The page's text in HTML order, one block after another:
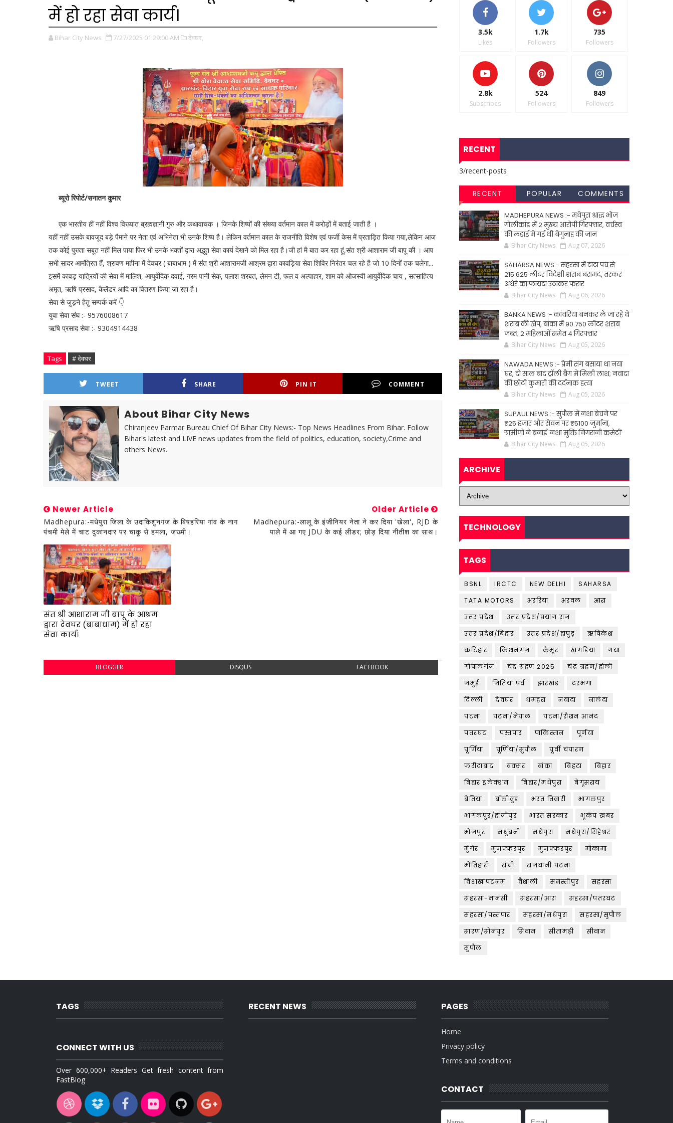
में हो रहा सेवा कार्य।
Bihar City News 7/27/2025 01:29:00 AM देवघर,
ब्यूरो रिपोर्ट/सनातन कुमार
एक भारतीय हीं नहीं विश्व विख्यात ब्रह्मज्ञानी गुरु और कथावाचक । जिनके शिष्यों की संख्या वर्तमान काल में करोड़ों में बताई जाती है ।
यहीं नहीं उसके बावजूद बड़े पैमाने पर नेता एवं अभिनेता भी उनके शिष्य है। लेकिन वर्तमान काल के राजनीति विशेष एवं फर्जी केस में प्रताड़ित किया गया,लेकिन आज
तक कोई पुख्ता सबूत नहीं मिल पाया फिर भी उनके भक्तों द्वारा अद्भुत सेवा कार्य देखने को मिल रहा है।जी हां मै बात कर रहा हूं,संत श्री आशाराम जी बापू की । आप
सभी सादर आमंत्रित हैं, श्रावण महीना में देवघर ( बाबाधाम ) में संत श्री आशारामजी आश्रम द्वारा कावड़िया सेवा शिविर निरंतर चल रहे है जो 10 दिनों तक चलेगा...
इसमें कावड़ यात्रियों की सेवा में मालिश, आयुर्वेदिक दवाई, गरम पानी सेक, पलाश शरबत, लेमन टी, फल व अल्पाहार, शाम को ओजस्वी आयुर्वेदिक चाय , सत्साहित्य
अमृत, ऋषि प्रसाद, कैलेंडर आदि का वितरण किया जा रहा है।
सेवा से जुड़ने हेतु सम्पर्क करें 👇
युवा सेवा संघ :- 9576008617
ऋषि प्रसाद सेवा :- 9304914438
Tags # देवघर
TWEET SHARE PIN IT COMMENT
About Bihar City News
Chiranjeev Parmar Bureau Chief Of Bihar City News:- Top News Headlines From Bihar. Follow
Bihar's latest and LIVE news updates from the field of politics, education, society,Crime and
others News.
Newer Article
Madhepura:-मधेपुरा जिला के उदाकिशुनगंज के बिषहरिया गांव के नाग
पंचमी मेले में चाट दुकानदार पर चाकू से हमला, जख्मी।
Older Article
Madhepura:-लालू के इंजीनियर नेता ने कर दिया 'खेला', RJD के
पाले में आ गए JDU के कई लीडर; छोड़ दिया नीतीश का साथ।
संत श्री आशाराम जी बापू के आश्रम
द्वारा देवघर (बाबाधाम) में हो रहा
सेवा कार्य।
BLOGGER DISQUS FACEBOOK
3.5k
Likes
1.7k
Followers
735
Followers
2.8k
Subscribes
524
Followers
849
Followers
RECENT
3/recent-posts
RECENT POPULAR COMMENTS
MADHEPURA NEWS :- मधेपुरा श्राद्ध भोज
गोलीकांड में 2 मुख्य आरोपी गिरफ्तार, वर्चस्व
की लड़ाई में गई थी बेगुनाह की जान
Bihar City News Aug 07, 2026
SAHARSA NEWS:- सहरसा में टाटा पंच से
215.625 लीटर विदेशी शराब बरामद, तस्कर
अंधेरे का फायदा उठाकर फरार
Bihar City News Aug 06, 2026
BANKA NEWS :- कांवरिया बनकर ले जा रहे थे
शराब की खेप, बांका में 90.750 लीटर शराब
जब्त; 2 महिलाओं समेत 4 गिरफ्तार
Bihar City News Aug 05, 2026
NAWADA NEWS :- प्रेमी संग बसाया था नया
घर, दो साल बाद ट्रॉली बैग में मिली लाश; नवादा
की छोटी कुमारी की दर्दनाक हत्या
Bihar City News Aug 05, 2026
SUPAUL NEWS :- सुपौल में नशा बेचने पर
₹25 हजार और सेवन पर ₹5100 जुर्माना,
ग्रामीणों ने बनाई 'नशा मुक्ति निगरानी कमेटी'
Bihar City News Aug 05, 2026
ARCHIVE
TECHNOLOGY
TAGS
BSNL IRCTC NEW DELHI
SAHARSA
TATA MOTORS
अररिया अरवल
आरा
उत्तर प्रदेश
उत्तर प्रदेश/प्रयाग राज
उत्तर प्रदेश/बिहार
उत्तर प्रदेश/हापुड़
ऋषिकेश
कटिहार
किशनगंज कैमूर खगड़िया
गया
गोपालगंज
चंद्र ग्रहण 2025
चंद्र ग्रहण/होली
जमुई
जितिया पर्व झारखंड
दरभंगा
दिल्ली
देवघर धमहरा नवादा
नालंदा
पटना
पटना/नेपाल
पटना/रौशन आनंद
पतरघट
पस्तपार पाकिस्तान
पूर्णया
पूर्णिया
पूर्णिया/सुपौल
पूर्वी चंपारण
फरीदाबाद
बक्सर बांका बिहटा
बिहार
बिहार इलेक्शन
बिहार/मधेपुरा
बेगूसराय
बेतिया
बॉलीवुड भरत तिवारी
भागलपुर
भागलपुर/हाजीपुर
भारत सरकार
भूकंप खबर
भोजपुर
मधुबनी मधेपुरा
मधेपुरा/सिंहेश्वर
मुंगेर
मुजफ्फरपुर मुज़फ्फरपुर
मोकामा
मोतिहारी
रांची
राजधानी पटना
विशाखापटनम
वैशाली समस्तीपुर
सहरसा
सहरसा-मानसी
सहरसा/आरा
सहरसा/पतरघट
सहरसा/पस्तपार
सहरसा/मधेपुरा
सहरसा/सुपौल
सारण/सोनपुर
सिवान सीतामढ़ी
सीवान
सुपौल
TAGS
CONNECT WITH US
Over 600,000+ Readers Get fresh content from
FastBlog
RECENT NEWS PAGES
Home
Privacy policy
Terms and conditions
CONTACT